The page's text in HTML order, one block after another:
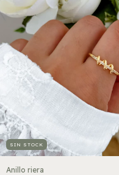
SIN STOCK
Anillo riera